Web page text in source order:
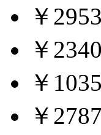
￥2953
￥2340
￥
￥2787